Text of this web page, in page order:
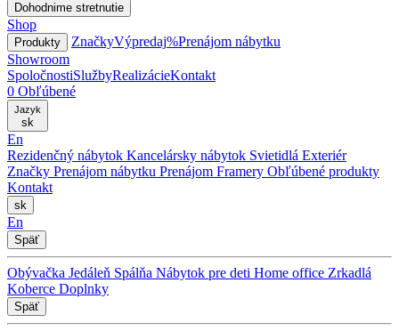
Dohodnime stretnutie
Shop
Produkty ZnačkyVýpredaj%Prenájom nábytku
Showroom
SpoločnostiSlužbyRealizácieKontakt
0 Obľúbené
Jazyk
sk
En
Rezidenčný nábytok Kancelársky nábytok Svietidlá Exteriér
Značky Prenájom nábytku Prenájom Framery Obľúbené produkty
Kontakt
sk
En
Späť
Obývačka Jedáleň Spálňa Nábytok pre deti Home office Zrkadlá
Koberce Doplnky
Späť